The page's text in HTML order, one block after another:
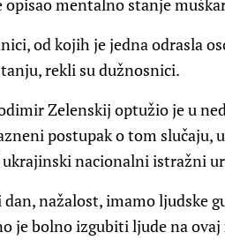
mentalno stanje
od kojih je jedna odrasla
rekli su dužnosnici.
Zelenskij optužio je u
postupak o tom slučaju,
nacionalni istražni
nažalost, imamo ljudske
je bolno izgubiti ljude na